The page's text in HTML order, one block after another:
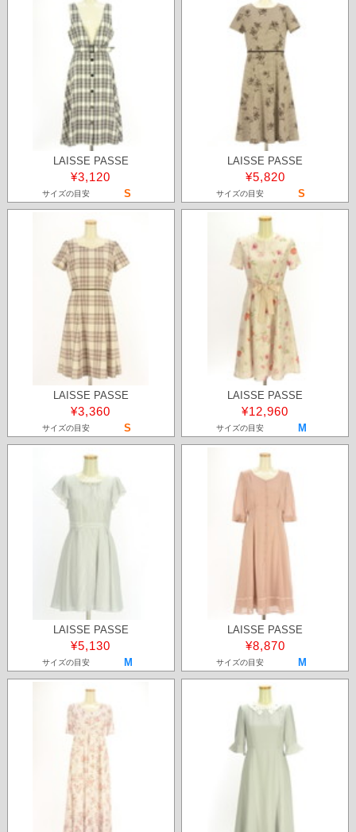
LAISSE PASSE
¥3,120
サイズの目安 S
LAISSE PASSE
¥5,820
サイズの目安 S
LAISSE PASSE
¥3,360
サイズの目安 S
LAISSE PASSE
¥12,960
サイズの目安 M
LAISSE PASSE
¥5,130
サイズの目安 M
LAISSE PASSE
¥8,870
サイズの目安 M